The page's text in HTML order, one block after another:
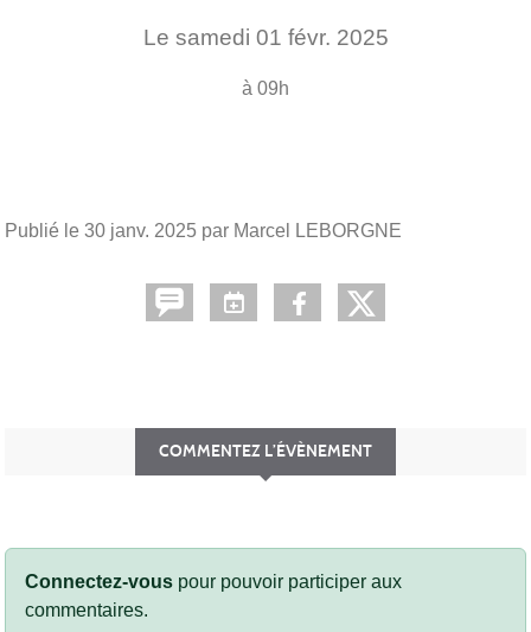
Le samedi 01 févr. 2025
à 09h
Publié le 30 janv. 2025 par Marcel LEBORGNE
COMMENTEZ L’ÉVÈNEMENT
Connectez-vous pour pouvoir participer aux
commentaires.